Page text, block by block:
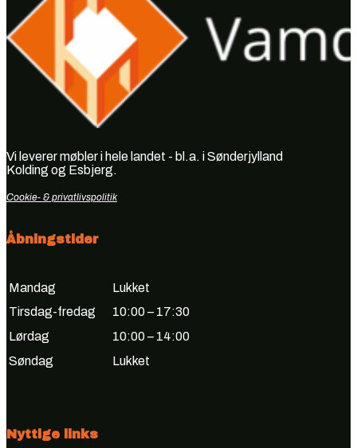
Vi leverer møbler i hele landet - bl.a. i Sønderjylland
Kolding og Esbjerg.
Cookie- & privatlivspolitik
Åbningstider
Mandag
Lukket
Tirsdag-fredag
10:00 – 17:30
Lørdag
10:00 – 14:00
Søndag
Lukket
Nyttige links